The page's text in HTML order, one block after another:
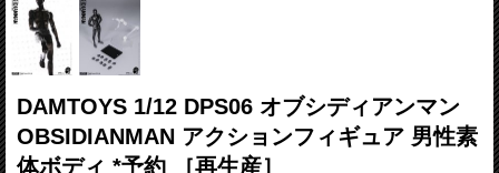
DAMTOYS 1/12 DPS06 オブシディアンマン
OBSIDIANMAN アクションフィギュア 男性素
体ボディ *予約 ［再生産］